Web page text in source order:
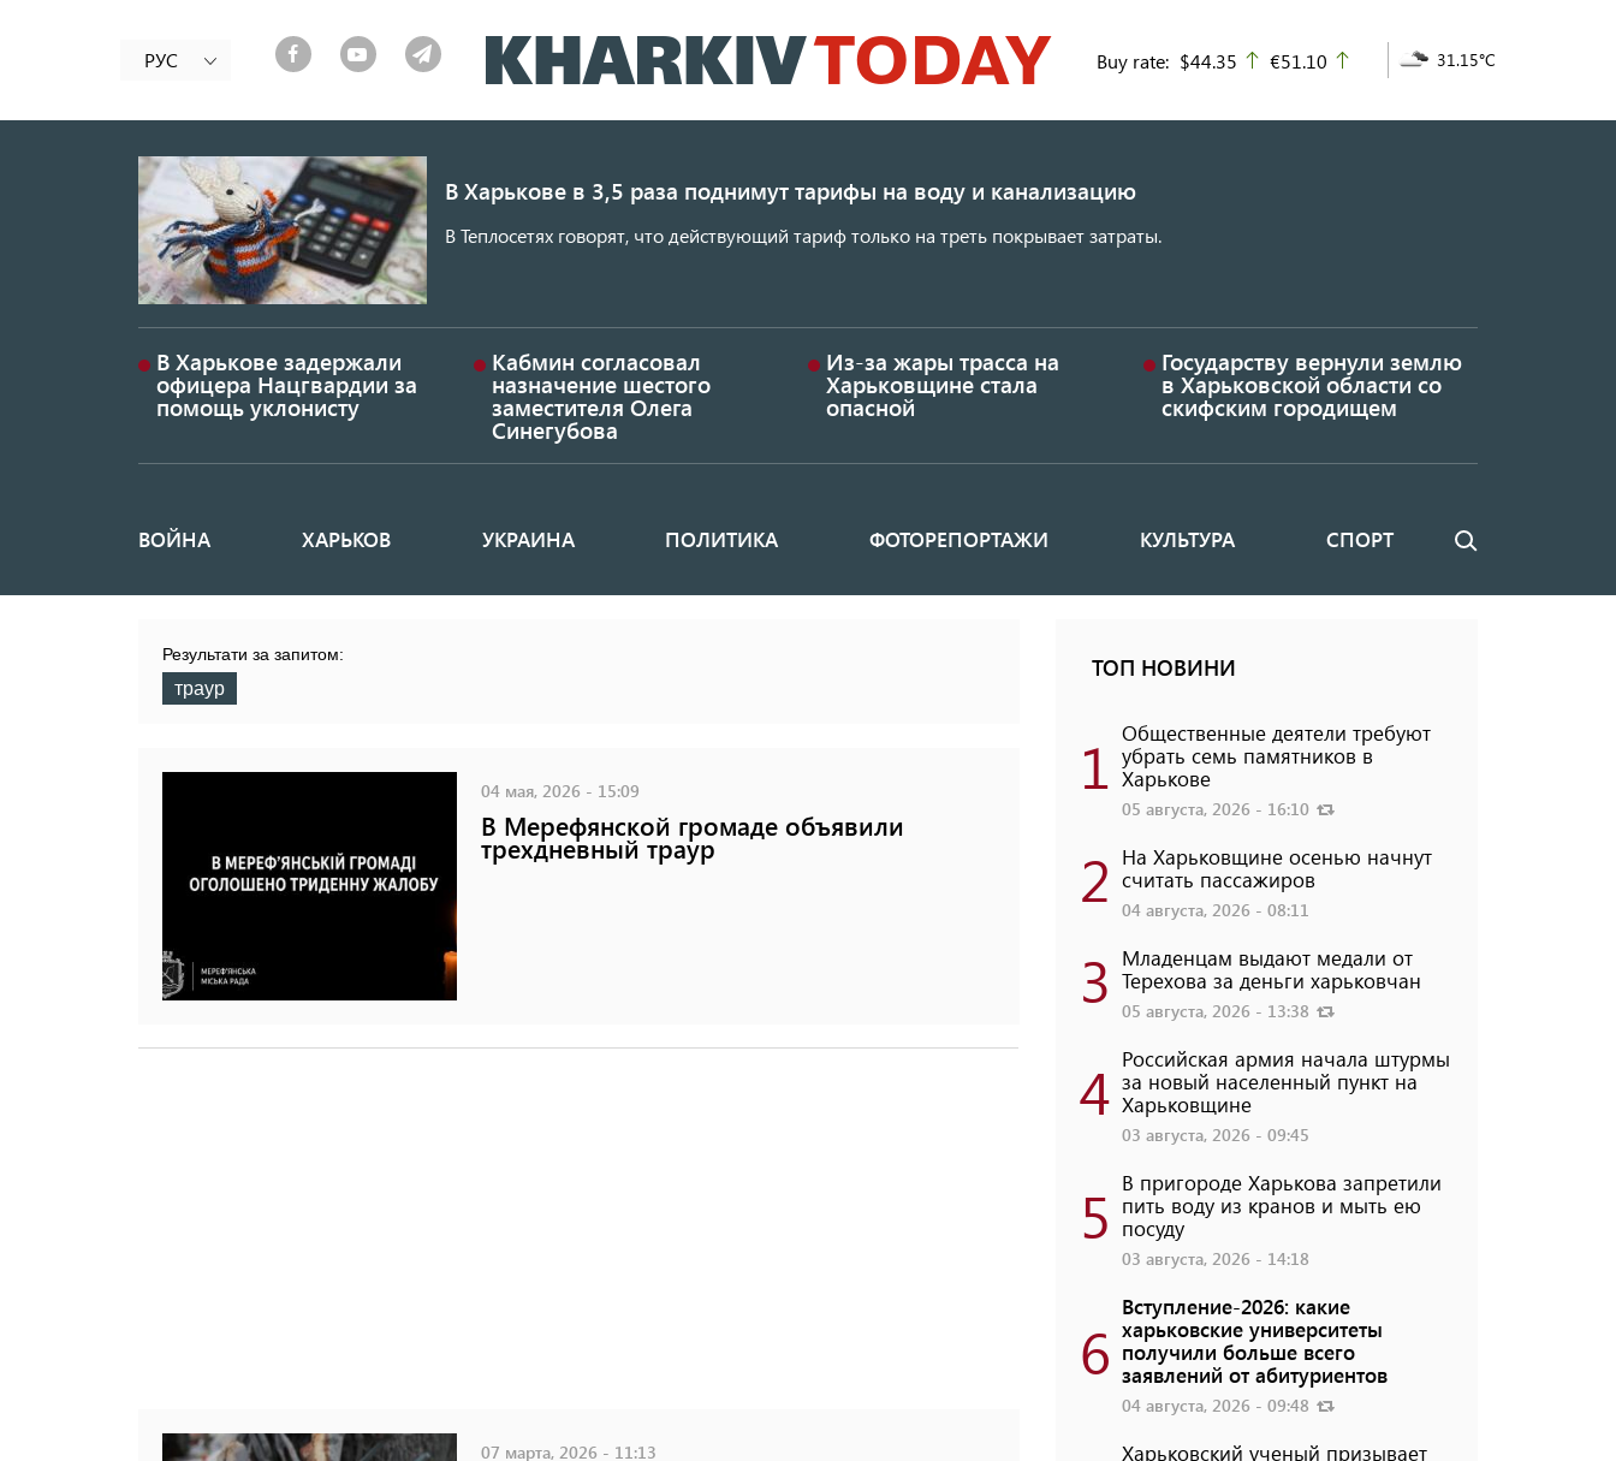
к
основному
РУС Buy rate: $44.35 up
€51.10 31.15°C
В Харькове в 3,5 раза поднимут тарифы на воду и канализацию
В Теплосетях говорят, что действующий тариф только на треть покрывает затраты.
В Харькове задержали
офицера Нацгвардии за
помощь уклонисту
Кабмин согласовал
назначение шестого
заместителя Олега
Синегубова
Из-за жары трасса на
Харьковщине стала
опасной
Государству вернули землю
в Харьковской области со
скифским городищем
Основная
ВОЙНА ХАРЬКОВ УКРАИНА ПОЛИТИКА ФОТОРЕПОРТАЖИ КУЛЬТУРА СПОРТ Поиск
Результати за запитом:
траур
04 мая, 2026 - 15:09
В Мерефянской громаде объявили
трехдневный траур
07 марта, 2026 - 11:13
ТОП НОВИНИ
1 Общественные деятели требуют
убрать семь памятников в
Харькове
05 августа, 2026 - 16:10
2 На Харьковщине осенью начнут
считать пассажиров
04 августа, 2026 - 08:11
3 Младенцам выдают медали от
Терехова за деньги харьковчан
05 августа, 2026 - 13:38
4 Российская армия начала штурмы
за новый населенный пункт на
Харьковщине
03 августа, 2026 - 09:45
5 В пригороде Харькова запретили
пить воду из кранов и мыть ею
посуду
03 августа, 2026 - 14:18
6
Вступление-2026: какие
харьковские университеты
получили больше всего
заявлений от абитуриентов
04 августа, 2026 - 09:48
Харьковский ученый призывает